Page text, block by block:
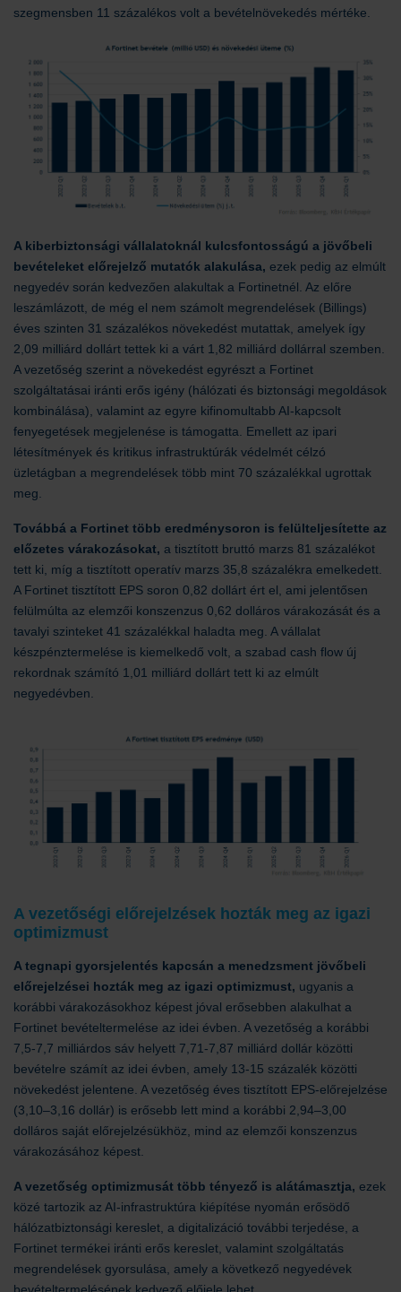
szegmensben 11 százalékos volt a bevételnövekedés mértéke.
A kiberbiztonsági vállalatoknál kulcsfontosságú a jövőbeli
bevételeket előrejelző mutatók alakulása, ezek pedig az elmúlt
negyedév során kedvezően alakultak a Fortinetnél. Az előre
leszámlázott, de még el nem számolt megrendelések (Billings)
éves szinten 31 százalékos növekedést mutattak, amelyek így
2,09 milliárd dollárt tettek ki a várt 1,82 milliárd dollárral szemben.
A vezetőség szerint a növekedést egyrészt a Fortinet
szolgáltatásai iránti erős igény (hálózati és biztonsági megoldások
kombinálása), valamint az egyre kifinomultabb AI-kapcsolt
fenyegetések megjelenése is támogatta. Emellett az ipari
létesítmények és kritikus infrastruktúrák védelmét célzó
üzletágban a megrendelések több mint 70 százalékkal ugrottak
meg.
Továbbá a Fortinet több eredménysoron is felülteljesítette az
előzetes várakozásokat, a tisztított bruttó marzs 81 százalékot
tett ki, míg a tisztított operatív marzs 35,8 százalékra emelkedett.
A Fortinet tisztított EPS soron 0,82 dollárt ért el, ami jelentősen
felülmúlta az elemzői konszenzus 0,62 dolláros várakozását és a
tavalyi szinteket 41 százalékkal haladta meg. A vállalat
készpénztermelése is kiemelkedő volt, a szabad cash flow új
rekordnak számító 1,01 milliárd dollárt tett ki az elmúlt
negyedévben.
A vezetőségi előrejelzések hozták meg az igazi
optimizmust
A tegnapi gyorsjelentés kapcsán a menedzsment jövőbeli
előrejelzései hozták meg az igazi optimizmust, ugyanis a
korábbi várakozásokhoz képest jóval erősebben alakulhat a
Fortinet bevételtermelése az idei évben. A vezetőség a korábbi
7,5-7,7 milliárdos sáv helyett 7,71-7,87 milliárd dollár közötti
bevételre számít az idei évben, amely 13-15 százalék közötti
növekedést jelentene. A vezetőség éves tisztított EPS-előrejelzése
(3,10–3,16 dollár) is erősebb lett mind a korábbi 2,94–3,00
dolláros saját előrejelzésükhöz, mind az elemzői konszenzus
várakozásához képest.
A vezetőség optimizmusát több tényező is alátámasztja, ezek
közé tartozik az AI-infrastruktúra kiépítése nyomán erősödő
hálózatbiztonsági kereslet, a digitalizáció további terjedése, a
Fortinet termékei iránti erős kereslet, valamint szolgáltatás
megrendelések gyorsulása, amely a következő negyedévek